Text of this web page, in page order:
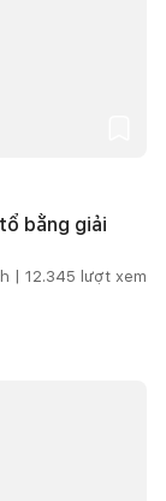
bằng giải
| 12.345 lượt xem